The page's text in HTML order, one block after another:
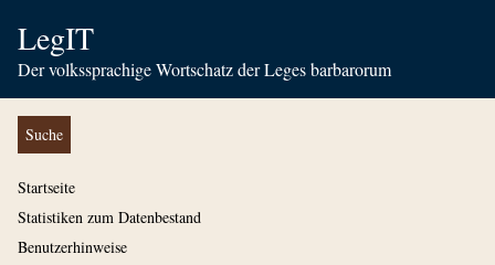
LegIT
Der volkssprachige Wortschatz der Leges barbarorum
Suche
Startseite
Statistiken zum Datenbestand
Benutzerhinweise